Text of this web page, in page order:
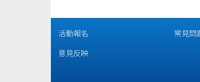
活動報名
意見反映
常見問